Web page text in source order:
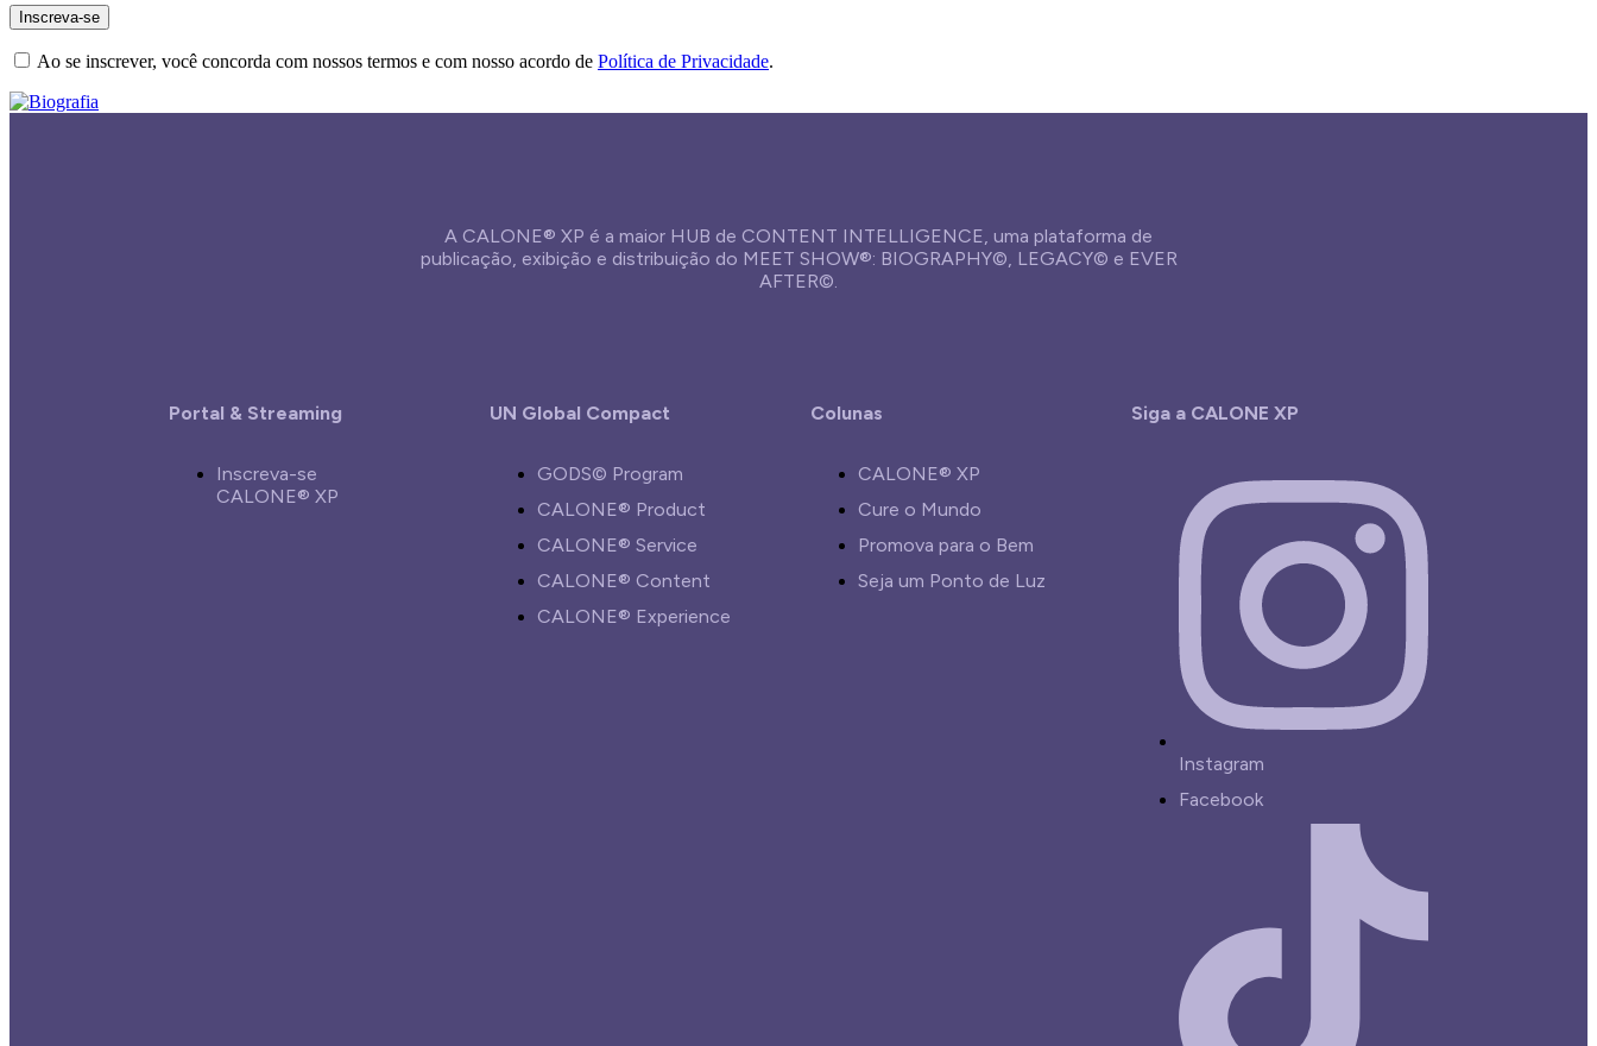
Ao se inscrever, você concorda com nossos termos e com nosso acordo de Política de Privacidade.
A CALONE® XP é a maior HUB de CONTENT INTELLIGENCE, uma plataforma de
publicação, exibição e distribuição do MEET SHOW®: BIOGRAPHY©, LEGACY© e EVER
AFTER©.
Portal & Streaming
Inscreva-se
CALONE® XP
UN Global Compact
GODS© Program
CALONE® Product
CALONE® Service
CALONE® Content
CALONE® Experience
Colunas
CALONE® XP
Cure o Mundo
Promova para o Bem
Seja um Ponto de Luz
Siga a CALONE XP
Instagram
Facebook